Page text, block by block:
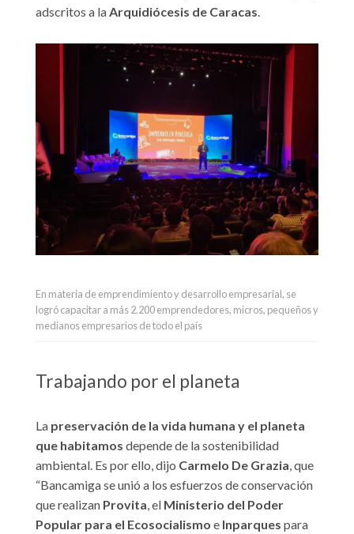
adscritos a laArquidiócesis de Caracas.
En materia de emprendimiento y desarrollo empresarial, se
logró capacitar a más 2.200 emprendedores, micros, pequeños y
medianos empresarios de todo el país
Trabajando por el planeta
La preservación de la vida humana y el planeta
que habitamos depende de la sostenibilidad
ambiental. Es por ello, dijo Carmelo De Grazia, que
“Bancamiga se unió a los esfuerzos de conservación
que realizan Provita, el Ministerio del Poder
Popular para el Ecosocialismo e Inparques para